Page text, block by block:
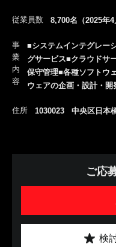
従業員数 8,700名（2025年4
事
業
内
容
■システムインテグレー
グサービス■クラウドサ
保守管理■各種ソフトウ
ウェアの企画・設計・
住所 1030023 中央区日本
ご応
検